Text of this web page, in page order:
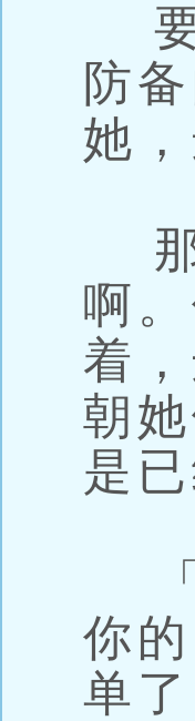
要
防
她
那
啊
着
朝
是
「
你
单了